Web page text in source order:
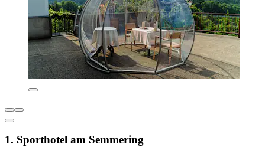
1. Sporthotel am Semmering